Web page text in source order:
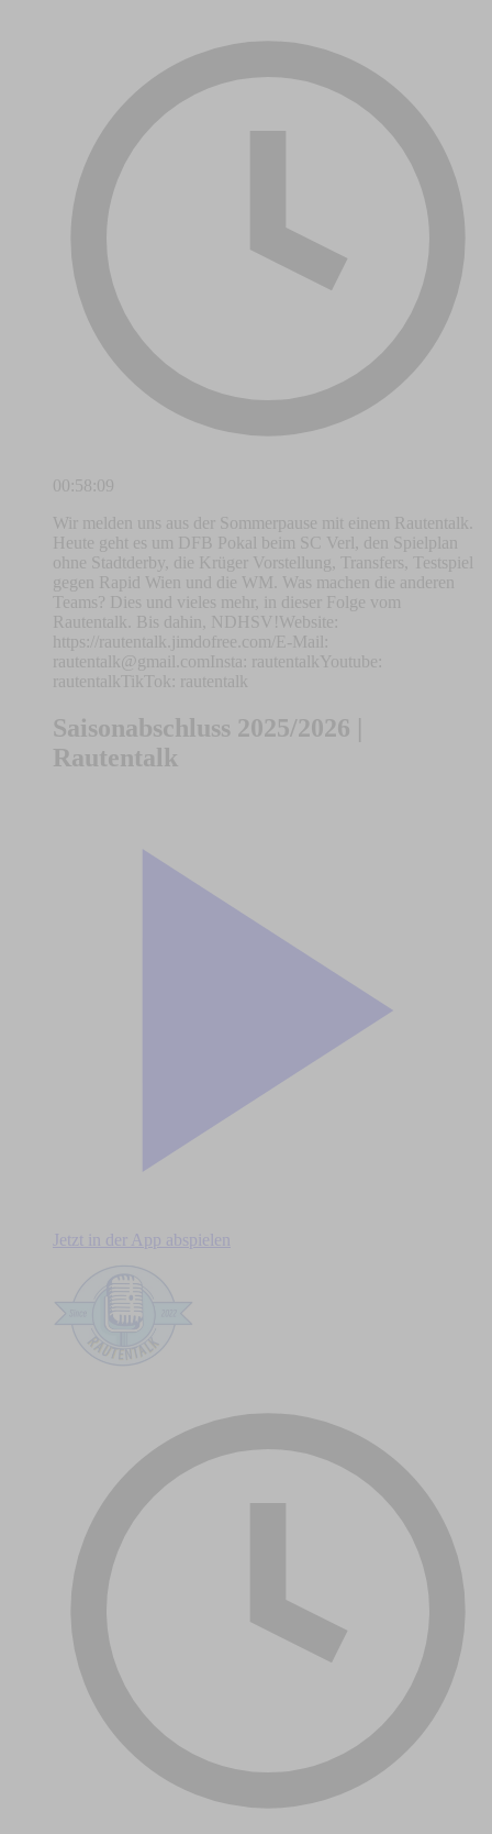
00:58:09
Wir melden uns aus der Sommerpause mit einem Rautentalk.
Heute geht es um DFB Pokal beim SC Verl, den Spielplan
ohne Stadtderby, die Krüger Vorstellung, Transfers, Testspiel
gegen Rapid Wien und die WM. Was machen die anderen
Teams? Dies und vieles mehr, in dieser Folge vom
Rautentalk. Bis dahin, NDHSV!Website:
https://rautentalk.jimdofree.com/E-Mail:
rautentalk@gmail.comInsta : rautentalkYoutube:
rautentalkTikTok: rautentalk
Saisonabschluss 2025/2026 |
Rautentalk
Jetzt in der App abspielen